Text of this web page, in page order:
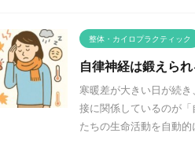
整体・カイロプラクティック
自律神経は鍛えら
寒暖差が大きい日が続
接に関係しているのが
たちの生命活動を自動